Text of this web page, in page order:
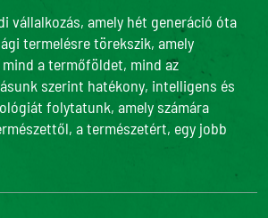
vállalkozás, amely hét generáció óta
termelésre törekszik, amely
a termőföldet, mind az
szerint hatékony, intelligens és
folytatunk, amely számára
a természetért, egy jobb